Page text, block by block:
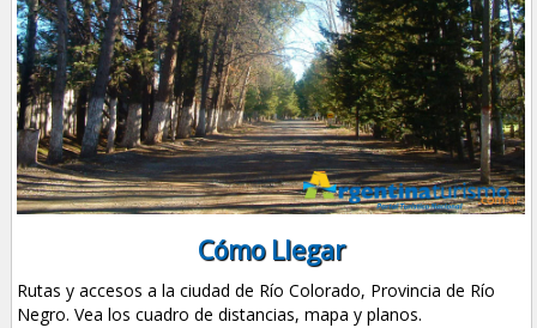
Cómo Llegar
Rutas y accesos a la ciudad de Río Colorado, Provincia de Río
Negro. Vea los cuadro de distancias, mapa y planos.